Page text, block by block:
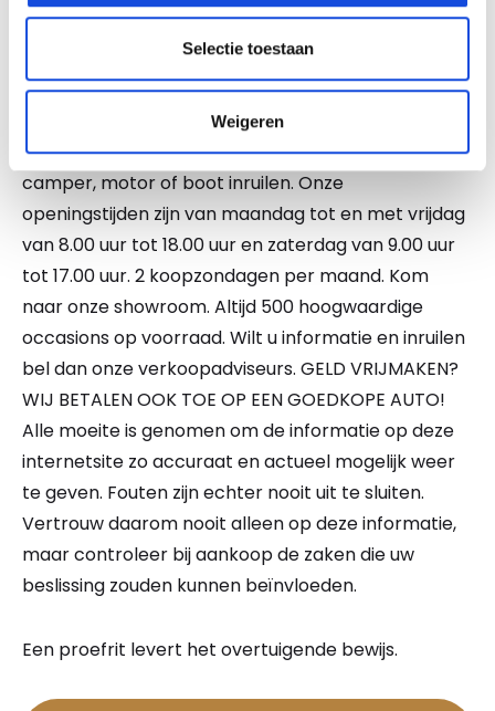
Selectie toestaan
Weigeren
koopt waar zorg aan besteed is. Wij bieden u de
mogelijkheid te kiezen uit 2 afleverpakketten. En
wel of geen inruil. Vraag naar de mogelijkheden!
NATIONALE AUTOPAS EN ONDERHOUDSHISTORIE
AANWEZIG. Ook kunt u bij ons uw auto, caravan,
camper, motor of boot inruilen. Onze
openingstijden zijn van maandag tot en met vrijdag
van 8.00 uur tot 18.00 uur en zaterdag van 9.00 uur
tot 17.00 uur. 2 koopzondagen per maand. Kom
naar onze showroom. Altijd 500 hoogwaardige
occasions op voorraad. Wilt u informatie en inruilen
bel dan onze verkoopadviseurs. GELD VRIJMAKEN?
WIJ BETALEN OOK TOE OP EEN GOEDKOPE AUTO!
Alle moeite is genomen om de informatie op deze
internetsite zo accuraat en actueel mogelijk weer
te geven. Fouten zijn echter nooit uit te sluiten.
Vertrouw daarom nooit alleen op deze informatie,
maar controleer bij aankoop de zaken die uw
beslissing zouden kunnen beïnvloeden.
Een proefrit levert het overtuigende bewijs.